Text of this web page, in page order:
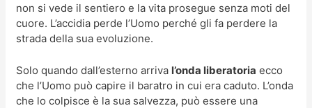
non si vede il sentiero e la vita prosegue senza moti del
cuore. L’accidia perde l’Uomo perché gli fa perdere la
strada della sua evoluzione.
Solo quando dall’esterno arriva l’onda liberatoria ecco
che l’Uomo può capire il baratro in cui era caduto. L’onda
che lo colpisce è la sua salvezza, può essere una